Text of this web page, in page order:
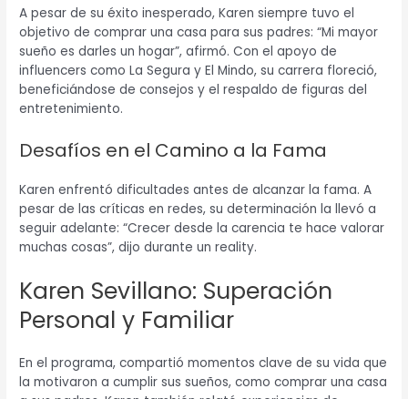
A pesar de su éxito inesperado, Karen siempre tuvo el
objetivo de comprar una casa para sus padres: “Mi mayor
sueño es darles un hogar”, afirmó. Con el apoyo de
influencers como La Segura y El Mindo, su carrera floreció,
beneficiándose de consejos y el respaldo de figuras del
entretenimiento.
Desafíos en el Camino a la Fama
Karen enfrentó dificultades antes de alcanzar la fama. A
pesar de las críticas en redes, su determinación la llevó a
seguir adelante: “Crecer desde la carencia te hace valorar
muchas cosas”, dijo durante un reality.
Karen Sevillano: Superación
Personal y Familiar
En el programa, compartió momentos clave de su vida que
la motivaron a cumplir sus sueños, como comprar una casa